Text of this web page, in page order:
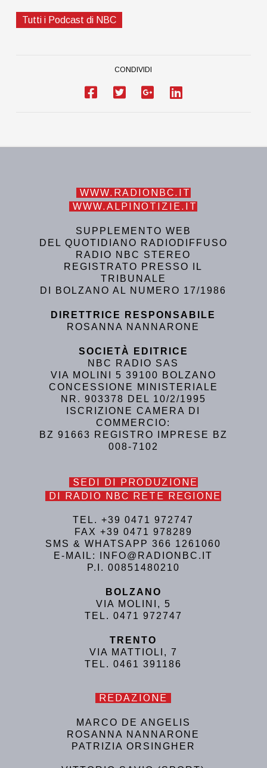
Tutti i Podcast di NBC
CONDIVIDI
WWW.RADIONBC.IT
WWW.ALPINOTIZIE.IT
SUPPLEMENTO WEB
DEL QUOTIDIANO RADIODIFFUSO
RADIO NBC STEREO
REGISTRATO PRESSO IL
TRIBUNALE
DI BOLZANO AL NUMERO 17/1986
DIRETTRICE RESPONSABILE
ROSANNA NANNARONE
SOCIETÀ EDITRICE
NBC RADIO SAS
VIA MOLINI 5 39100 BOLZANO
CONCESSIONE MINISTERIALE
NR. 903378 DEL 10/2/1995
ISCRIZIONE CAMERA DI
COMMERCIO:
BZ 91663 REGISTRO IMPRESE BZ
008-7102
SEDI DI PRODUZIONE
DI RADIO NBC RETE REGIONE
TEL. +39 0471 972747
FAX +39 0471 978289
SMS & WHATSAPP 366 1261060
E-MAIL: INFO@RADIONBC.IT
P.I. 00851480210
BOLZANO
VIA MOLINI, 5
TEL. 0471 972747
TRENTO
VIA MATTIOLI, 7
TEL. 0461 391186
REDAZIONE
MARCO DE ANGELIS
ROSANNA NANNARONE
PATRIZIA ORSINGHER